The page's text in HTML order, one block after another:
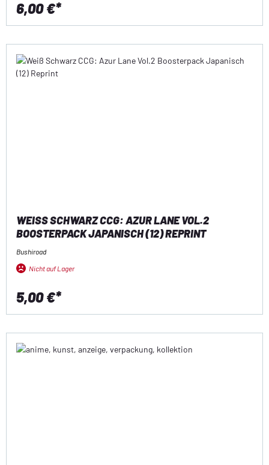
6,00 €*
WEISS SCHWARZ CCG: AZUR LANE VOL.2 B
OOSTERPACK JAPANISCH (12) REPRINT
Bushiroad
Nicht auf Lager
5,00 €*